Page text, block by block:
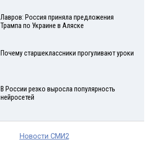
Лавров: Россия приняла предложения
Трампа по Украине в Аляске
Почему старшеклассники прогуливают уроки
В России резко выросла популярность
нейросетей
Новости СМИ2